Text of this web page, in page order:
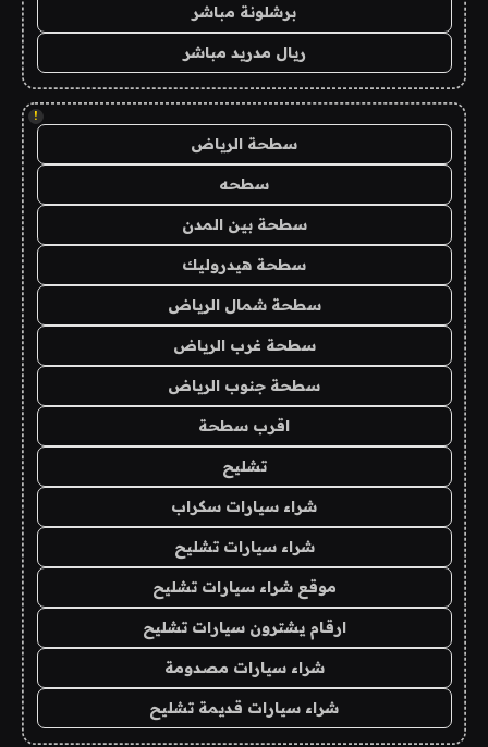
برشلونة مباشر
ريال مدريد مباشر
!
سطحة الرياض
سطحه
سطحة بين المدن
سطحة هيدروليك
سطحة شمال الرياض
سطحة غرب الرياض
سطحة جنوب الرياض
اقرب سطحة
تشليح
شراء سيارات سكراب
شراء سيارات تشليح
موقع شراء سيارات تشليح
ارقام يشترون سيارات تشليح
شراء سيارات مصدومة
شراء سيارات قديمة تشليح